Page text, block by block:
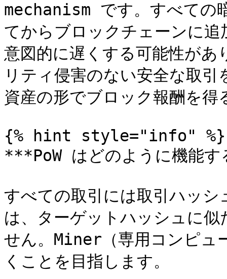
mechanism です。すべての
てからブロックチェーンに
意図的に遅くする可能性が
リティ侵害のない安全な取
資産の形でブロック報酬を得
{% hint style="info" %}
***PoW はどのように機能
すべての取引には取引ハッ
は、ターゲットハッシュに
せん。Miner（専用コンピュ
くことを目指します。